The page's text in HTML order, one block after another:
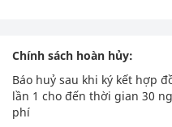
Chính sách hoàn hủy:
Báo huỷ sau khi ký kết hợp
lần 1 cho đến thời gian 30
phí